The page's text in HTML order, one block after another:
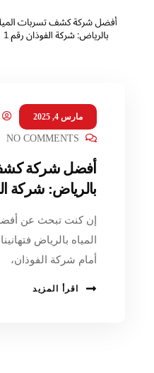
مارس 4, 2025
NO COMMENTS
أفضل شركة
بالرياض: شركة
إن كنت تبحث عن
المياه بالرياض
أمام شركة الفوذان،
اقرأ المزيد